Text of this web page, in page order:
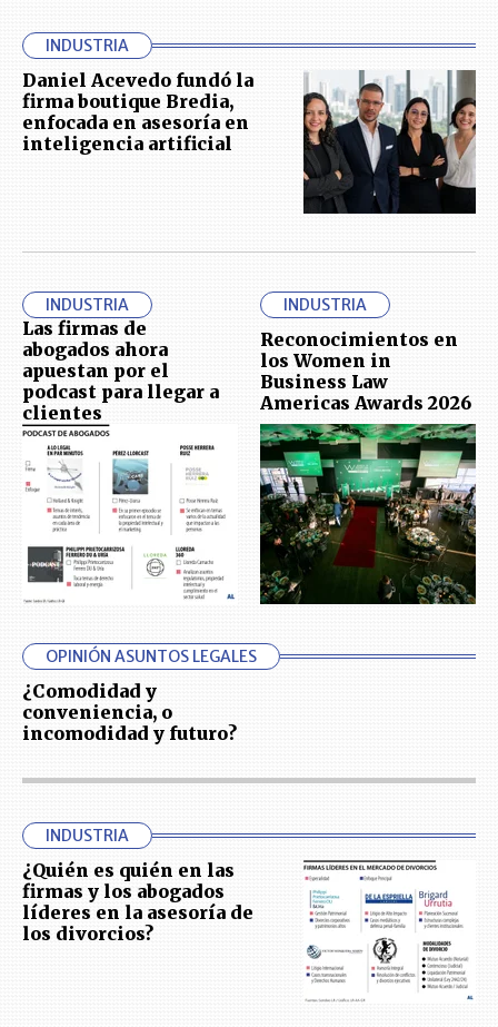
INDUSTRIA
Daniel Acevedo fundó la
firma boutique Bredia,
enfocada en asesoría en
inteligencia artificial
INDUSTRIA
Las firmas de
abogados ahora
apuestan por el
podcast para llegar a
clientes
INDUSTRIA
Reconocimientos en
los Women in
Business Law
Americas Awards 2026
OPINIÓN ASUNTOS LEGALES
¿Comodidad y
conveniencia, o
incomodidad y futuro?
INDUSTRIA
¿Quién es quién en las
firmas y los abogados
líderes en la asesoría de
los divorcios?